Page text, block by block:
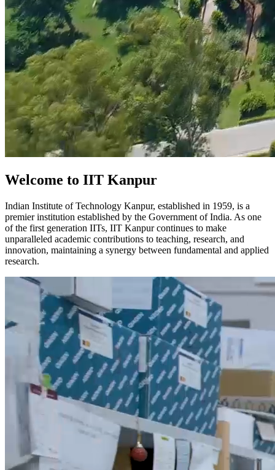
Welcome to IIT Kanpur
Indian Institute of Technology Kanpur, established in 1959, is a
premier institution established by the Government of India. As one
of the first generation IITs, IIT Kanpur continues to make
unparalleled academic contributions to teaching, research, and
innovation, maintaining a synergy between fundamental and applied
research.